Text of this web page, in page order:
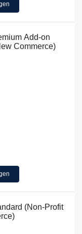
Add-on
Commerce)
(Non-Profit